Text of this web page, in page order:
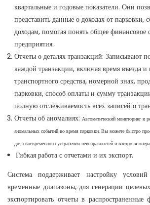
квартальные и годовые показатели. Они
представить данные о доходах от парковки,
доходам, помогая понять общее финансовое
предприятия.
Отчеты о деталях транзакций: Записывают
каждой транзакции, включая время въезда и
транспортного средства, номерной знак,
парковки, способ оплаты и сумму
полную отслеживаемость всех записей о
Отчеты об аномалиях: Автоматический мониторинг и
аномальных событий во время парковки. Вы можете быстро
для своевременного устранения неисправностей и контроля
Гибкая работа с отчетами и их экспорт.
Система поддерживает настройку
временные диапазоны, для генерации
экспортировать отчеты в